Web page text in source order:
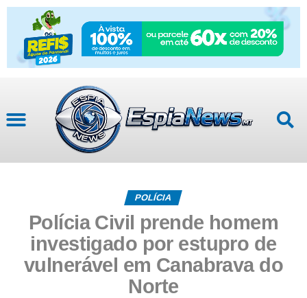
POLÍCIA
Polícia Civil prende homem
investigado por estupro de
vulnerável em Canabrava do
Norte